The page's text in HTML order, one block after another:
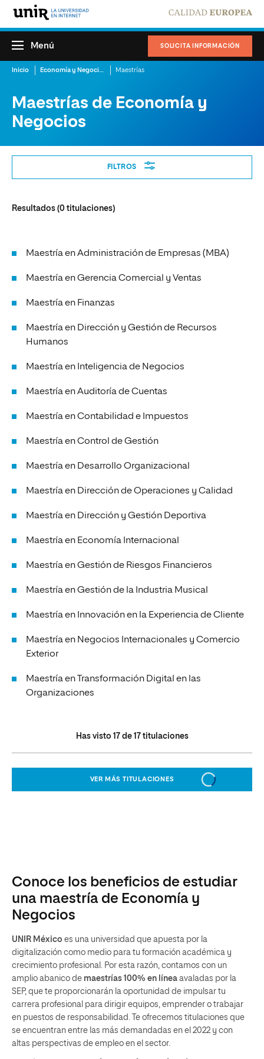
SOLICITA INFORMACIÓN
Menú
Inicio Economía y Negocios Maestrías
Maestrías de Economía y
Negocios
FILTROS
Resultados (0 titulaciones)
Maestría en Administración de Empresas (MBA)
Maestría en Gerencia Comercial y Ventas
Maestría en Finanzas
Maestría en Dirección y Gestión de Recursos
Humanos
Maestría en Inteligencia de Negocios
Maestría en Auditoría de Cuentas
Maestría en Contabilidad e Impuestos
Maestría en Control de Gestión
Maestría en Desarrollo Organizacional
Maestría en Dirección de Operaciones y Calidad
Maestría en Dirección y Gestión Deportiva
Maestría en Economía Internacional
Maestría en Gestión de Riesgos Financieros
Maestría en Gestión de la Industria Musical
Maestría en Innovación en la Experiencia de Cliente
Maestría en Negocios Internacionales y Comercio
Exterior
Maestría en Transformación Digital en las
Organizaciones
Has visto 17 de 17 titulaciones
VER MÁS TITULACIONES
Conoce los beneficios de estudiar
una maestría de Economía y
Negocios
UNIR México es una universidad que apuesta por la
digitalización como medio para tu formación académica y
crecimiento profesional. Por esta razón, contamos con un
amplio abanico de maestrías 100% en línea avaladas por la
SEP, que te proporcionarán la oportunidad de impulsar tu
carrera profesional para dirigir equipos, emprender o trabajar
en puestos de responsabilidad. Te ofrecemos titulaciones que
se encuentran entre las más demandadas en el 2022 y con
altas perspectivas de empleo en el sector.